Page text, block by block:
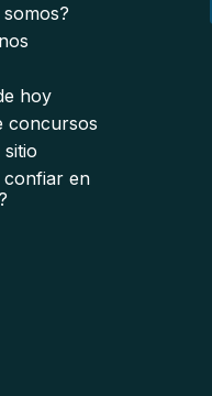
somos?
hoy
concursos
confiar en